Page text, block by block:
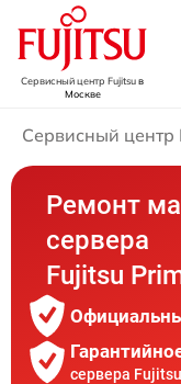
Сервисный центр Fujitsuв
Москве
Сервисный центр
Ремонт
сервера
Fujitsu
сервера